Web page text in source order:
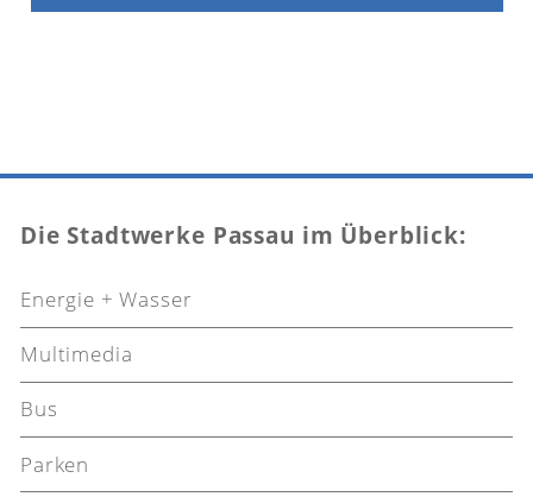
Die Stadtwerke Passau im Überblick:
Energie + Wasser
Multimedia
Bus
Parken